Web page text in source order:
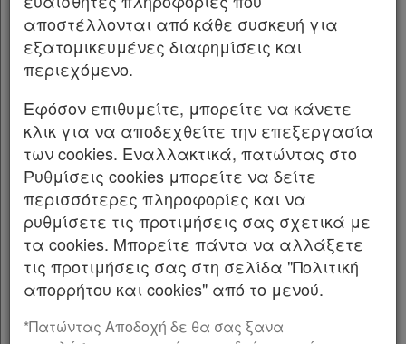
Παρ.2
Άρθρο 5 [-]
Παρ.1
Παρ.2
Παρ.3
Άρθρο 6
Άρθρο 7 [-]
Παρ.1
Παρ.2
Παρ.3
Παρ.4
Άρθρο 8
Άρθρο 9
Άρθρο 10
Άρθρο 11
ενίσχυση της επιχειρησιακής λειτουργίας του
νομικού προσώπου δημοσίου δικαίου με την
επωνυμία «Ελληνικό Κτηματολόγιο»
Απλοποίηση και επι τάχυνση των διαδικασιών
μεταβίβασης ακινή των Ρυθμίσεις
αρμοδιότητας Υπουργείου Ψη φιακής
Διακυβέρνησης.
Η ΠΡΟΕΔΡΟΣ
ΤΗΣ ΕΛΛΗΝΙΚΗΣ ΔΗΜΟΚΡΑΤΙΑΣ
Εκδίδομε τον ακόλουθο νόμο που ψήφισε η
Βουλή:
ΠΙΝΑΚΑΣ ΠΕΡΙΕΧΟΜΕΝΩΝ
αποστέλλονται από κάθε συσκευή για
εξατομικευμένες διαφημίσεις και
περιεχόμενο.
Εφόσον επιθυμείτε, μπορείτε να κάνετε
κλικ για να αποδεχθείτε την επεξεργασία
των cookies. Εναλλακτικά, πατώντας στο
Ρυθμίσεις cookies μπορείτε να δείτε
περισσότερες πληροφορίες και να
ρυθμίσετε τις προτιμήσεις σας σχετικά με
τα cookies. Μπορείτε πάντα να αλλάξετε
τις προτιμήσεις σας στη σελίδα "Πολιτική
απορρήτου και cookies" από το μενού.
*Πατώντας Αποδοχή δε θα σας ξανα